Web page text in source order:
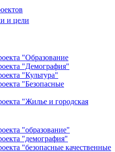
и цели
"Образование
"Демография"
"Культура"
"Безопасные
"Жилье и городская
"образование"
"демография"
"безопасные качественные